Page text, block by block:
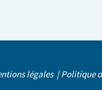
légales |Politique